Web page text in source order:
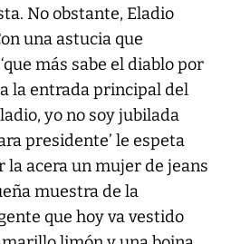
No obstante, Eladio
una astucia que
más sabe el diablo por
a la entrada principal del
yo no soy jubilada
presidente’ le espeta
acera un mujer de jeans
muestra de la
que hoy va vestido